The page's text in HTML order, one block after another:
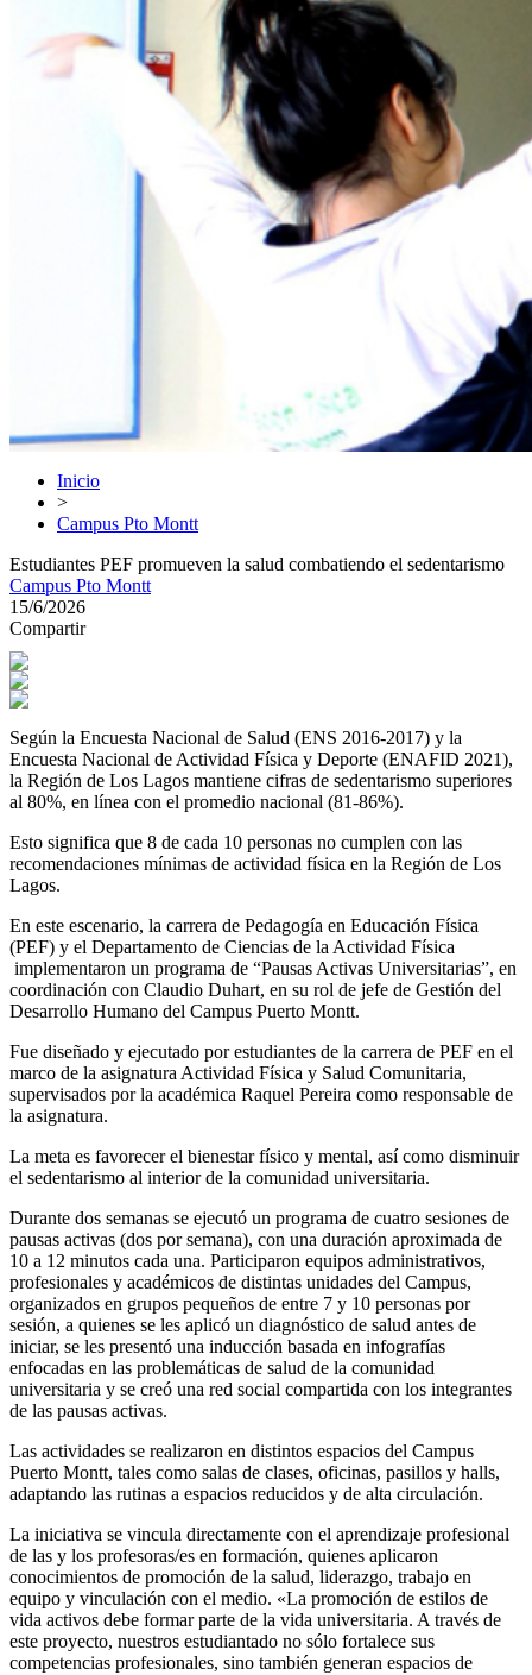
Inicio
>
Campus Pto Montt
Estudiantes PEF promueven la salud combatiendo el sedentarismo
Campus Pto Montt
15/6/2026
Compartir
Según la Encuesta Nacional de Salud (ENS 2016-2017) y la
Encuesta Nacional de Actividad Física y Deporte (ENAFID 2021),
la Región de Los Lagos mantiene cifras de sedentarismo superiores
al 80%, en línea con el promedio nacional (81-86%).
Esto significa que 8 de cada 10 personas no cumplen con las
recomendaciones mínimas de actividad física en la Región de Los
Lagos.
En este escenario, la carrera de Pedagogía en Educación Física
(PEF) y el Departamento de Ciencias de la Actividad Física
implementaron un programa de “Pausas Activas Universitarias”, en
coordinación con Claudio Duhart, en su rol de jefe de Gestión del
Desarrollo Humano del Campus Puerto Montt.
Fue diseñado y ejecutado por estudiantes de la carrera de PEF en el
marco de la asignatura Actividad Física y Salud Comunitaria,
supervisados por la académica Raquel Pereira como responsable de
la asignatura.
La meta es favorecer el bienestar físico y mental, así como disminuir
el sedentarismo al interior de la comunidad universitaria.
Durante dos semanas se ejecutó un programa de cuatro sesiones de
pausas activas (dos por semana), con una duración aproximada de
10 a 12 minutos cada una. Participaron equipos administrativos,
profesionales y académicos de distintas unidades del Campus,
organizados en grupos pequeños de entre 7 y 10 personas por
sesión, a quienes se les aplicó un diagnóstico de salud antes de
iniciar, se les presentó una inducción basada en infografías
enfocadas en las problemáticas de salud de la comunidad
universitaria y se creó una red social compartida con los integrantes
de las pausas activas.
Las actividades se realizaron en distintos espacios del Campus
Puerto Montt, tales como salas de clases, oficinas, pasillos y halls,
adaptando las rutinas a espacios reducidos y de alta circulación.
La iniciativa se vincula directamente con el aprendizaje profesional
de las y los profesoras/es en formación, quienes aplicaron
conocimientos de promoción de la salud, liderazgo, trabajo en
equipo y vinculación con el medio. «La promoción de estilos de
vida activos debe formar parte de la vida universitaria. A través de
este proyecto, nuestros estudiantado no sólo fortalece sus
competencias profesionales, sino también generan espacios de